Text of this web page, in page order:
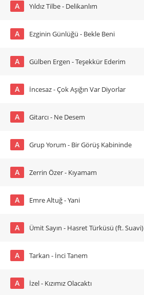
A Yıldız Tilbe - Delikanlım
A Ezginin Günlüğü - Bekle Beni
A Gülben Ergen - Teşekkür Ederim
A İncesaz - Çok Aşığın Var Diyorlar
A Gitarcı - Ne Desem
A Grup Yorum - Bir Görüş Kabininde
A Zerrin Özer - Kıyamam
A Emre Altuğ - Yani
A Ümit Sayın - Hasret Türküsü (ft. Suavi)
A Tarkan - İnci Tanem
A İzel - Kızımız Olacaktı